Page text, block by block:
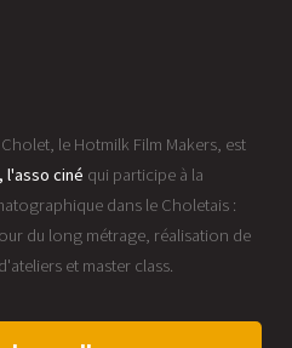
le Hotmilk Film Makers, est
l'asso ciné qui participe à la
dans le Choletais :
du long métrage, réalisation de
et master class.